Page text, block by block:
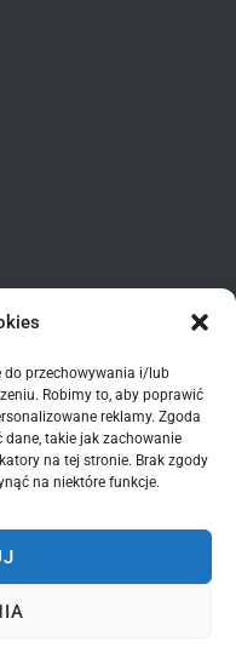
do przechowywania i/lub
Robimy to, aby poprawić
reklamy. Zgoda
takie jak zachowanie
na tej stronie. Brak zgody
na niektóre funkcje.
23% VAT